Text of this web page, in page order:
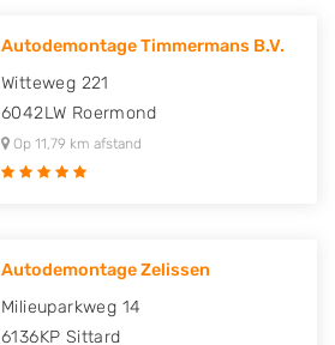
Autodemontage Timmermans B.V.
Witteweg 221
6042LW Roermond
Op 11,79 km afstand
Autodemontage Zelissen
Milieuparkweg 14
6136KP Sittard